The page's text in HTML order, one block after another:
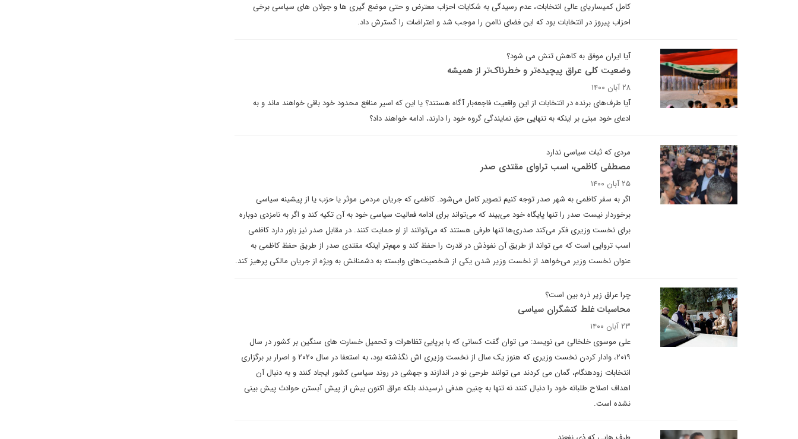
کامل کمیساریای عالی انتخابات، عدم رسیدگی به شکایات احزاب معترض و حتی موضع گیری ها و جولان های سیاسی برخی
احزاب پیروز در انتخابات بود که این فضای ناامن را موجب شد و اعتراضات را گسترش داد.
آیا ایران موفق به کاهش تنش می شود؟
وضعیت کلی عراق پیچیده‌تر و خطرناک‌تر از همیشه
۲۸ آبان ۱۴۰۰
آیا طرف‌های برنده در انتخابات از این واقعیت فاجعه‌بار آگاه هستند؟ یا این که اسیر منافع محدود خود باقی خواهند ماند و به
ادعای خود مبنی بر اینکه به تنهایی حق نمایندگی گروه خود را دارند، ادامه خواهند داد؟
مردی که ثبات سیاسی ندارد
مصطفی کاظمی، اسب تراوای مقتدی صدر
۲۵ آبان ۱۴۰۰
اگر به سفر کاظمی به شهر صدر توجه کنیم تصویر کامل می‌شود. کاظمی که جریان مردمی موثر یا حزب یا از پیشینه‌ سیاسی
برخوردار نیست صدر را تنها پایگاه خود می‌بیند که می‌تواند برای ادامه فعالیت سیاسی خود به آن تکیه کند و اگر به نامزدی دوباره
برای نخست وزیری فکر می‌کند صدری‌ها تنها طرفی هستند که می‌توانند از او حمایت کنند. در مقابل صدر نیز باور دارد کاظمی
اسب تروایی است که می تواند از طریق آن نفوذش در قدرت را حفظ کند و مهم‌تر اینکه مقتدی صدر از طریق حفظ کاظمی به
عنوان نخست وزیر می‌خواهد از نخست وزیر شدن یکی از شخصیت‌های وابسته به دشمنانش به ویژه از جریان مالکی پرهیز کند.
چرا عراق زیر ذره بین است؟
محاسبات غلط کنشگران سیاسی
۲۳ آبان ۱۴۰۰
علی موسوی خلخالی می نویسد: می توان گفت کسانی که با برپایی تظاهرات و تحمیل خسارت های سنگین بر کشور در سال
۲۰۱۹، وادار کردن نخست وزیری که هنوز یک سال از نخست وزیری اش نگذشته بود، به استعفا در سال ۲۰۲۰ و اصرار بر برگزاری
انتخابات زودهنگام، گمان می کردند می توانند طرحی نو در اندازند و جهشی در روند سیاسی کشور ایجاد کنند و به دنبال آن
اهداف اصلاح طلبانه خود را دنبال کنند نه تنها به چنین هدفی نرسیدند بلکه عراق اکنون بیش از پیش آبستن حوادث پیش بینی
نشده است.